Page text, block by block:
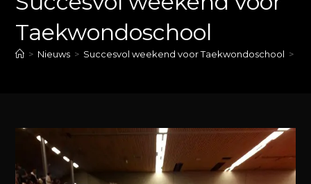
Taekwondoschool
> Nieuws > Succesvol weekend voor Taekwondoschool >